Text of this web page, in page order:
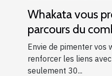
Whakata vous
parcours du
d’exception près
Provence !
Envie de pimenter vos
renforcer les liens
seulement 30...